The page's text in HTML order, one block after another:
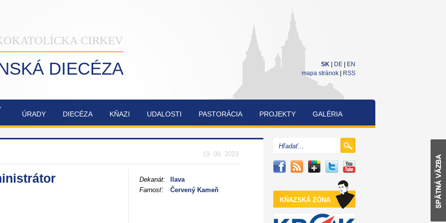
SK DE
EN
mapa stránok
RSS
CIRKEV
DIECÉZA
ÚRADY DIECÉZA KŇAZI UDALOSTI PASTORÁCIA PROJEKTY GALÉRIA
NAŠA
OBNOVA
TROJICE
SYNODA
CUKRÁRENSKÁ
SÚŤAŽ
KŇAZSKÁ ZÓNA
19. 09. 2023
Dekanát:
Ilava
Farnosť:
Červený Kameň